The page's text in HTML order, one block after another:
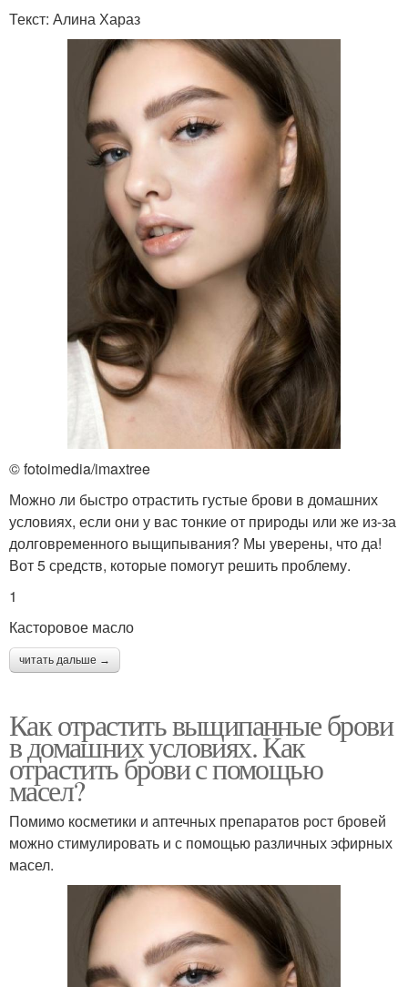
Текст: Алина Хараз
© fotoimedia/imaxtree
Можно ли быстро отрастить густые брови в домашних
условиях, если они у вас тонкие от природы или же из-за
долговременного выщипывания? Мы уверены, что да!
Вот 5 средств, которые помогут решить проблему.
1
Касторовое масло
читать дальше →
Как отрастить выщипанные брови
в домашних условиях. Как
отрастить брови с помощью
масел?
Помимо косметики и аптечных препаратов рост бровей
можно стимулировать и с помощью различных эфирных
масел.